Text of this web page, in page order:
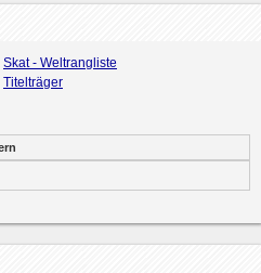
Skat - Weltrangliste
Titelträger